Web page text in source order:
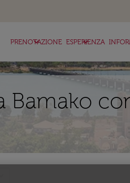
PRENOTAZIONE
keyboard_arrow_down ESPERIENZA
keyboard_arrow_down
Bamako